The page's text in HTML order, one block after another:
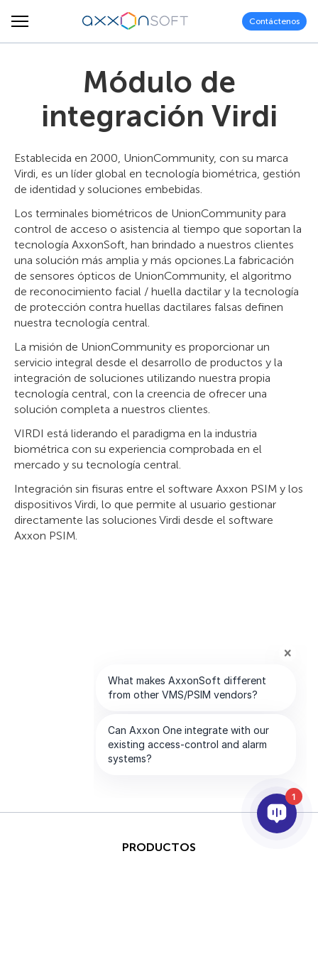
Contáctenos
Módulo de
integración Virdi
Establecida en 2000, UnionCommunity, con su marca
Virdi, es un líder global en tecnología biométrica, gestión
de identidad y soluciones embebidas.
Los terminales biométricos de UnionCommunity para
control de acceso o asistencia al tiempo que soportan la
tecnología AxxonSoft, han brindado a nuestros clientes
una solución más amplia y más opciones.La fabricación
de sensores ópticos de UnionCommunity, el algoritmo
de reconocimiento facial / huella dactilar y la tecnología
de protección contra huellas dactilares falsas definen
nuestra tecnología central.
La misión de UnionCommunity es proporcionar un
servicio integral desde el desarrollo de productos y la
integración de soluciones utilizando nuestra propia
tecnología central, con la creencia de ofrecer una
solución completa a nuestros clientes.
VIRDI está liderando el paradigma en la industria
biométrica con su experiencia comprobada en el
mercado y su tecnología central.
Integración sin fisuras entre el software Axxon PSIM y los
dispositivos Virdi, lo que permite al usuario gestionar
directamente las soluciones Virdi desde el software
Axxon PSIM.
PRODUCTOS
1